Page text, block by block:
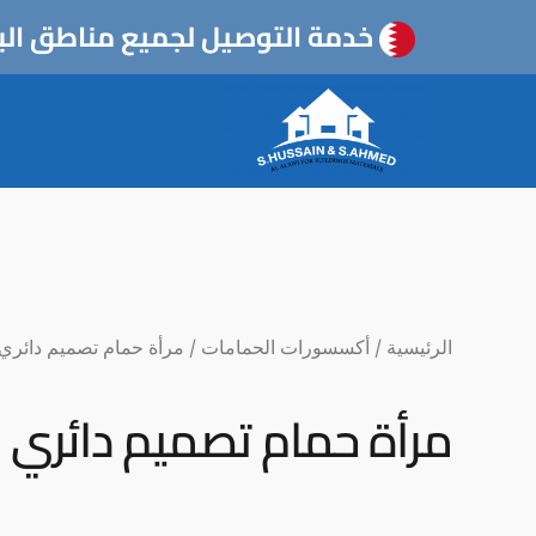
خدمة التوصيل لجميع مناطق
الرئيسية / أكسسورات الحمامات / مرأة حمام تصميم دائري
مرأة حمام تصميم دائري